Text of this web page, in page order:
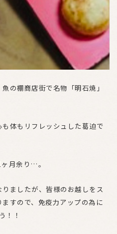
の棚商店街で名物「明石焼」
体もリフレッシュした葛迫で
月余り…。
ましたが、皆様のお越しをス
すので、免疫力アップの為に
！！